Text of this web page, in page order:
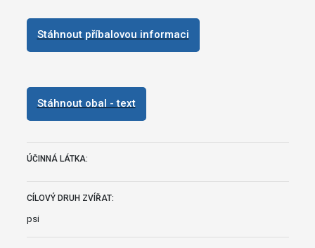
Stáhnout příbalovou informaci
Stáhnout obal - text
ÚČINNÁ LÁTKA:
CÍLOVÝ DRUH ZVÍŘAT:
psi